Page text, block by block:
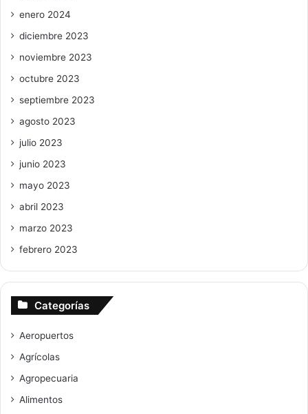
enero 2024
diciembre 2023
noviembre 2023
octubre 2023
septiembre 2023
agosto 2023
julio 2023
junio 2023
mayo 2023
abril 2023
marzo 2023
febrero 2023
Categorías
Aeropuertos
Agrícolas
Agropecuaria
Alimentos